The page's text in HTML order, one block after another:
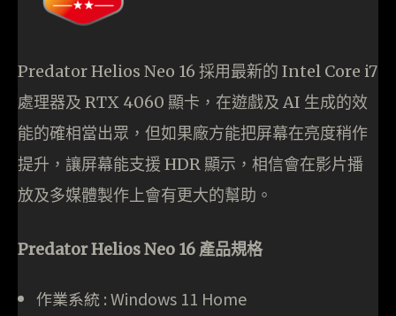
Predator Helios Neo 16 採用最新的 Intel Core i7
處理器及 RTX 4060 顯卡，在遊戲及 AI 生成的效
能的確相當出眾，但如果廠方能把屏幕在亮度稍作
提升，讓屏幕能支援 HDR 顯示，相信會在影片播
放及多媒體製作上會有更大的幫助。
Predator Helios Neo 16 產品規格
作業系統 : Windows 11 Home